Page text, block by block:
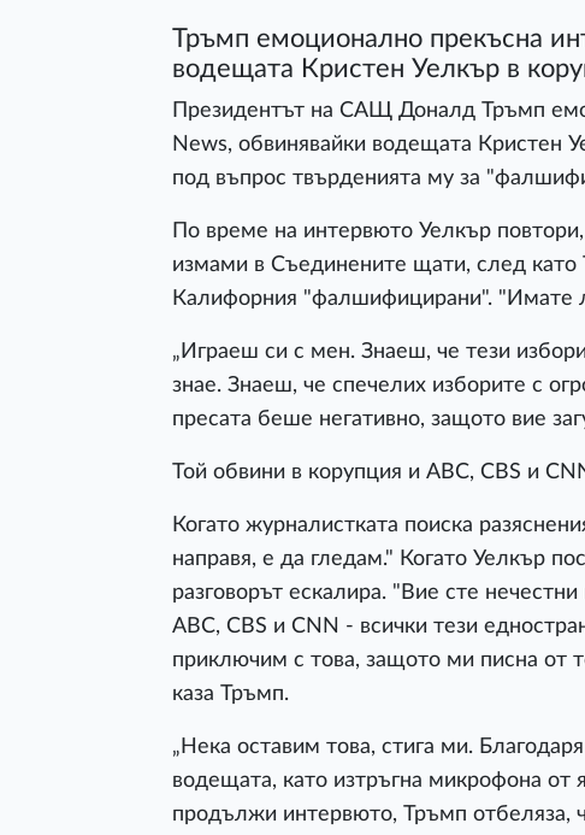
Тръмп емоционално прекъсна
водещата Кристен Уелкър в
Президентът на САЩ Доналд Тръмп
News, обвинявайки водещата Кристен
под въпрос твърденията му за
По време на интервюто Уелкър
измами в Съединените щати, след като
Калифорния "фалшифицирани". "Имате
„Играеш си с мен. Знаеш, че тези
знае. Знаеш, че спечелих изборите с
пресата беше негативно, защото вие
Той обвини в корупция и ABC, CBS и
Когато журналистката поиска
направя, е да гледам." Когато Уелкър
разговорът ескалира. "Вие сте
ABC, CBS и CNN - всички тези
приключим с това, защото ми писна от
каза Тръмп.
„Нека оставим това, стига ми.
водещата, като изтръгна микрофона от
продължи интервюто, Тръмп отбеляза,